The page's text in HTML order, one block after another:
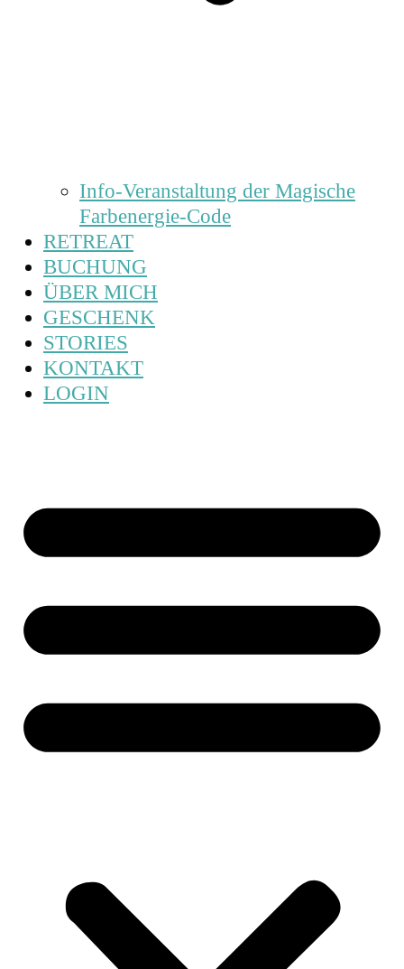
Info-Veranstaltung der Magische
Farbenergie-Code
RETREAT
BUCHUNG
ÜBER MICH
GESCHENK
STORIES
KONTAKT
LOGIN